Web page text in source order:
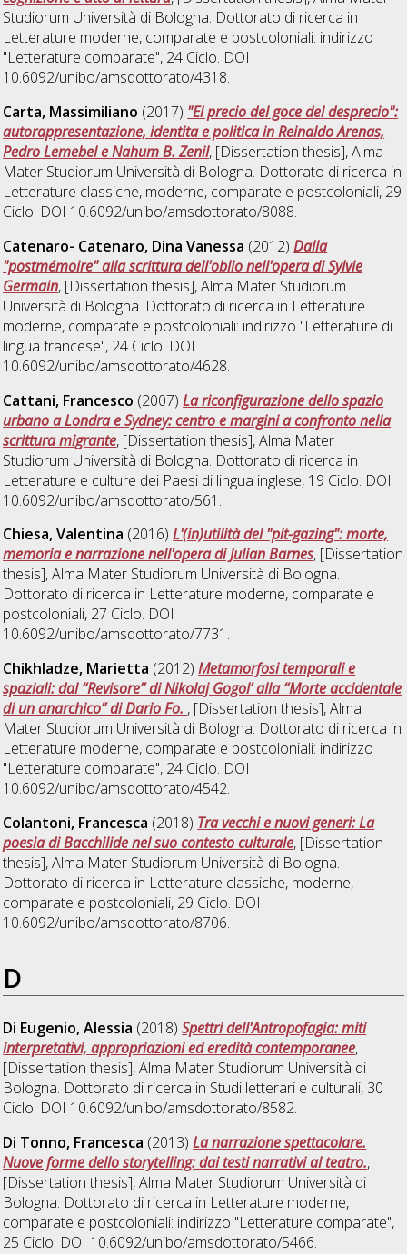
Studiorum Università di Bologna. Dottorato di ricerca in
Letterature moderne, comparate e postcoloniali: indirizzo
"Letterature comparate", 24 Ciclo. DOI
10.6092/unibo/amsdottorato/4318.
Carta, Massimiliano (2017) "El precio del goce del desprecio":
autorappresentazione, identita e politica in Reinaldo Arenas,
Pedro Lemebel e Nahum B. Zenil, [Dissertation thesis], Alma
Mater Studiorum Università di Bologna. Dottorato di ricerca in
Letterature classiche, moderne, comparate e postcoloniali, 29
Ciclo. DOI 10.6092/unibo/amsdottorato/8088.
Catenaro- Catenaro, Dina Vanessa (2012)Dalla
"postmémoire" alla scrittura dell'oblio nell'opera di Sylvie
Germain, [Dissertation thesis], Alma Mater Studiorum
Università di Bologna. Dottorato di ricerca in Letterature
moderne, comparate e postcoloniali: indirizzo "Letterature di
lingua francese", 24 Ciclo. DOI
10.6092/unibo/amsdottorato/4628.
Cattani, Francesco (2007)La riconfigurazione dello spazio
urbano a Londra e Sydney: centro e margini a confronto nella
scrittura migrante, [Dissertation thesis], Alma Mater
Studiorum Università di Bologna. Dottorato di ricerca in
Letterature e culture dei Paesi di lingua inglese, 19 Ciclo. DOI
10.6092/unibo/amsdottorato/561.
Chiesa, Valentina (2016)L'(in)utilità del "pit-gazing": morte,
memoria e narrazione nell'opera di Julian Barnes, [Dissertation
thesis], Alma Mater Studiorum Università di Bologna.
Dottorato di ricerca in Letterature moderne, comparate e
postcoloniali, 27 Ciclo. DOI
10.6092/unibo/amsdottorato/7731.
Chikhladze, Marietta (2012)Metamorfosi temporali e
spaziali: dal “Revisore” di Nikolaj Gogol’ alla “Morte accidentale
di un anarchico” di Dario Fo. , [Dissertation thesis], Alma
Mater Studiorum Università di Bologna. Dottorato di ricerca in
Letterature moderne, comparate e postcoloniali: indirizzo
"Letterature comparate", 24 Ciclo. DOI
10.6092/unibo/amsdottorato/4542.
Colantoni, Francesca (2018) Tra vecchi e nuovi generi: La
poesia di Bacchilide nel suo contesto culturale, [Dissertation
thesis], Alma Mater Studiorum Università di Bologna.
Dottorato di ricerca in Letterature classiche, moderne,
comparate e postcoloniali, 29 Ciclo. DOI
10.6092/unibo/amsdottorato/8706.
D
Di Eugenio, Alessia (2018)Spettri dell'Antropofagia: miti
interpretativi, appropriazioni ed eredità contemporanee,
[Dissertation thesis], Alma Mater Studiorum Università di
Bologna. Dottorato di ricerca in Studi letterari e culturali, 30
Ciclo. DOI 10.6092/unibo/amsdottorato/8582.
Di Tonno, Francesca (2013)La narrazione spettacolare.
Nuove forme dello storytelling: dai testi narrativi al teatro.,
[Dissertation thesis], Alma Mater Studiorum Università di
Bologna. Dottorato di ricerca in Letterature moderne,
comparate e postcoloniali: indirizzo "Letterature comparate",
25 Ciclo. DOI 10.6092/unibo/amsdottorato/5466.